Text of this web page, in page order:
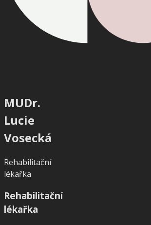
MUDr.
Lucie
Vosecká
Rehabilitační
lékařka
Rehabilitační
lékařka